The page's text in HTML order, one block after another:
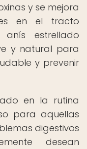
y se mejora
en el tracto
estrellado
y natural para
y prevenir
en la rutina
para aquellas
digestivos
desean